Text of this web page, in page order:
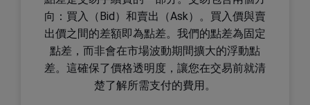
向：買入（Bid）和賣出（Ask）。買入價與賣
出價之間的差額即為點差。我們的點差為固定
點差，而非會在市場波動期間擴大的浮動點
差。這確保了價格透明度，讓您在交易前就清
楚了解所需支付的費用。